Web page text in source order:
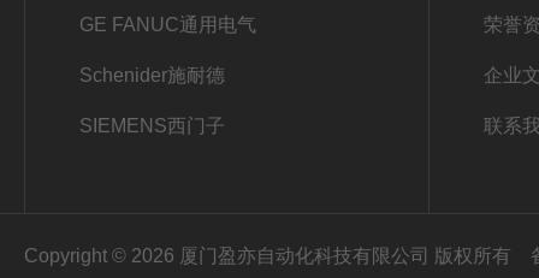
GE FANUC通用电气
Schenider施耐德
SIEMENS西门子
荣誉
企业
联系
Copyright © 2026 厦门盈亦自动化科技有限公司 版权所有